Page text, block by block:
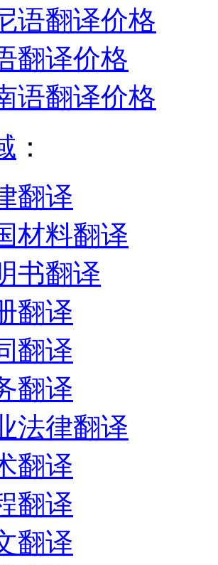
语翻译价格
翻译价格
语翻译价格
：
翻译
材料翻译
书翻译
翻译
翻译
翻译
法律翻译
翻译
翻译
翻译